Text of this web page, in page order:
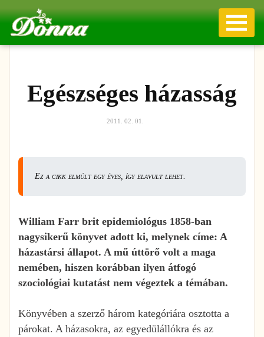
Egészséges házasság
2011. 02. 01.
Ez a cikk elmúlt egy éves, így elavult lehet.
William Farr brit epidemiológus 1858-ban
nagysikerű könyvet adott ki, melynek címe: A
házastársi állapot. A mű úttörő volt a maga
nemében, hiszen korábban ilyen átfogó
szociológiai kutatást nem végeztek a témában.
Könyvében a szerző három kategóriára osztotta a
párokat. A házasokra, az egyedülállókra és az